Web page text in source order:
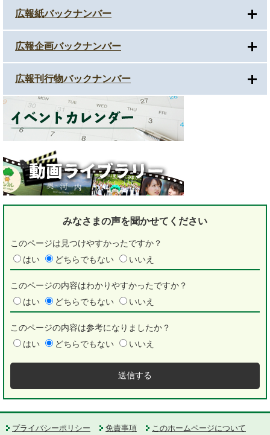
広報紙バックナンバー
広報企画バックナンバー
広報刊行物バックナンバー
みなさまの声を聞かせてください
このページは見つけやすかったですか？
はい
どちらでもない いいえ
このページの内容はわかりやすかったですか？
はい
どちらでもない いいえ
このページの内容は参考になりましたか？
はい
どちらでもない いいえ
プライバシーポリシー 免責事項 このホームページについて